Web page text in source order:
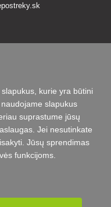
patarimų
iki penktadienio
kurie yra būtini
slapukus
suprastume jūsų
Jei nesutinkate
Jūsų sprendimas
funkcijoms.